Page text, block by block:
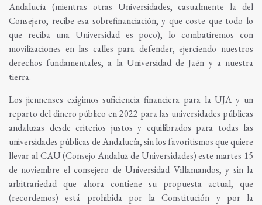
Andalucía (mientras otras Universidades, casualmente la del
Consejero, recibe esa sobrefinanciación, y que coste que todo lo
que reciba una Universidad es poco), lo combatiremos con
movilizaciones en las calles para defender, ejerciendo nuestros
derechos fundamentales, a la Universidad de Jaén y a nuestra
tierra.
Los jiennenses exigimos suficiencia financiera para la UJA y un
reparto del dinero público en 2022 para las universidades públicas
andaluzas desde criterios justos y equilibrados para todas las
universidades públicas de Andalucía, sin los favoritismos que quiere
llevar al CAU (Consejo Andaluz de Universidades) este martes 15
de noviembre el consejero de Universidad Villamandos, y sin la
arbitrariedad que ahora contiene su propuesta actual, que
(recordemos) está prohibida por la Constitución y por la